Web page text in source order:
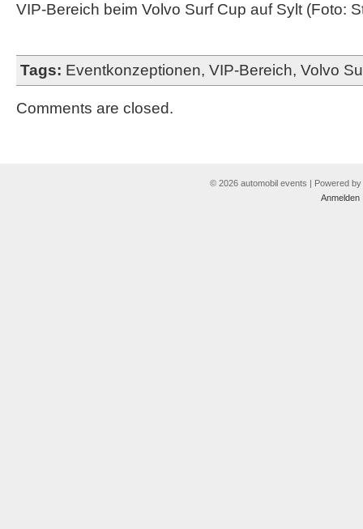
VIP-Bereich beim Volvo Surf Cup auf Sylt (Foto:
Tags: Eventkonzeptionen, VIP-Bereich, Volvo
Comments are closed.
© 2026 automobil events | Powered by
Anmelden|